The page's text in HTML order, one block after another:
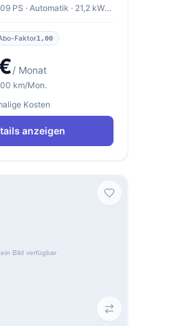
SUV · Elektro · 609 PS · Automatik · 21,2 kWh/100km
Faktor1,00
/ Monat
km/Mon.
Kosten
anzeigen